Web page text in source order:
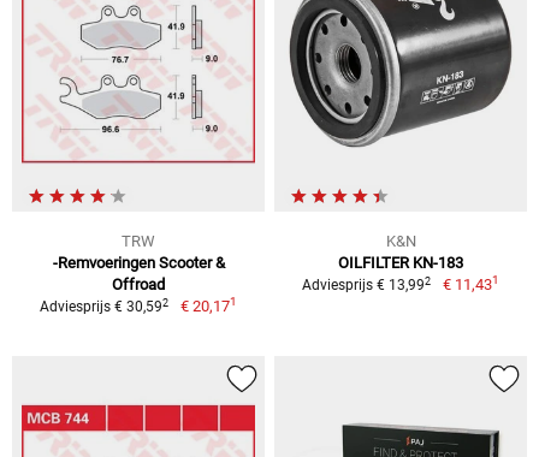
TRW
-Remvoeringen Scooter &
Offroad
Adviesprijs € 30,592 € 20,171
K&N
OILFILTER KN-183
Adviesprijs € 13,992 € 11,431